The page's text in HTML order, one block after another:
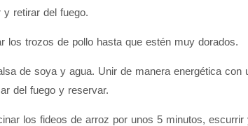
retirar del fuego.
trozos de pollo hasta que estén muy dorados.
soya y agua. Unir de manera energética con
del fuego y reservar.
los fideos de arroz por unos 5 minutos,